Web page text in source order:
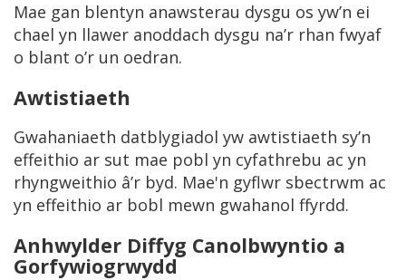
Mae gan blentyn anawsterau dysgu os yw’n ei
chael yn llawer anoddach dysgu na’r rhan fwyaf
o blant o’r un oedran.
Awtistiaeth
Gwahaniaeth datblygiadol yw awtistiaeth sy’n
effeithio ar sut mae pobl yn cyfathrebu ac yn
rhyngweithio â’r byd. Mae'n gyflwr sbectrwm ac
yn effeithio ar bobl mewn gwahanol ffyrdd.
Anhwylder Diffyg Canolbwyntio a
Gorfywiogrwydd